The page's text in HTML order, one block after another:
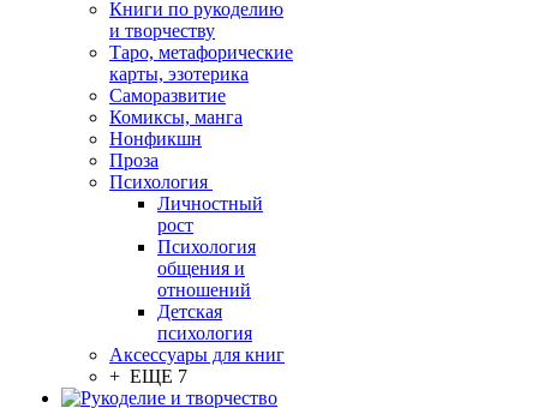
Книги по рукоделию
и творчеству
Таро, метафорические
карты, эзотерика
Саморазвитие
Комиксы, манга
Нонфикшн
Проза
Психология
Личностный
рост
Психология
общения и
отношений
Детская
психология
Аксессуары для книг
+ ЕЩЕ 7